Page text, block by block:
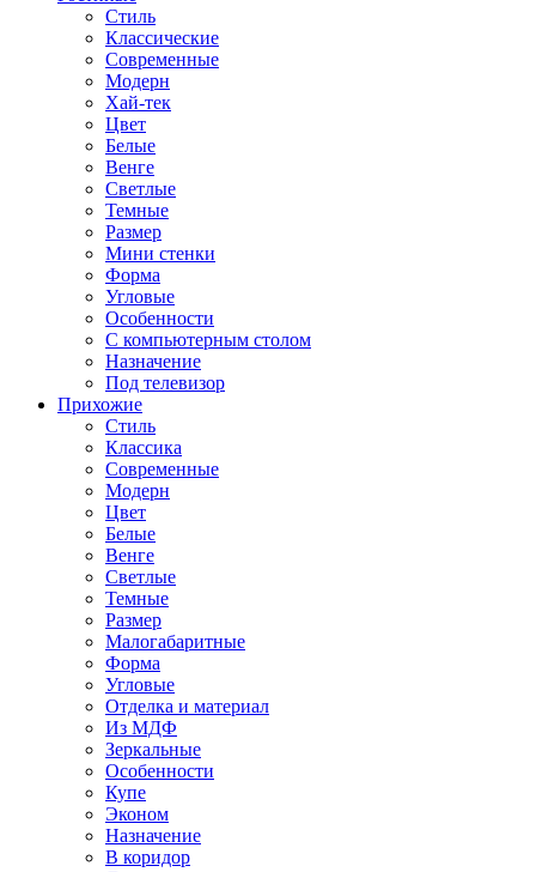
Стиль
Классические
Современные
Модерн
Хай-тек
Цвет
Белые
Венге
Светлые
Темные
Размер
Мини стенки
Форма
Угловые
Особенности
С компьютерным столом
Назначение
Под телевизор
Прихожие
Стиль
Классика
Современные
Модерн
Цвет
Белые
Венге
Светлые
Темные
Размер
Малогабаритные
Форма
Угловые
Отделка и материал
Из МДФ
Зеркальные
Особенности
Купе
Эконом
Назначение
В коридор